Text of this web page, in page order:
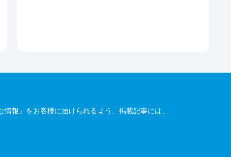
報」をお客様に届けられるよう、掲載記事には、